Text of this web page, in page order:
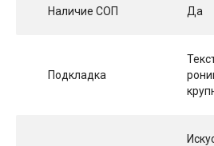
Наличие СОП Да
Подкладка